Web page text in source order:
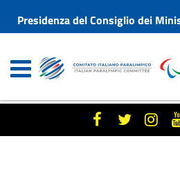
Presidenza del Consiglio dei